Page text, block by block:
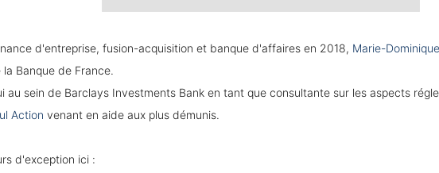
d'entreprise, fusion-acquisition et banque d'affaires en 2018, Marie-
Banque de France.
au sein de Barclays Investments Bank en tant que consultante sur les aspects
Action venant en aide aux plus démunis.
d'exception ici :